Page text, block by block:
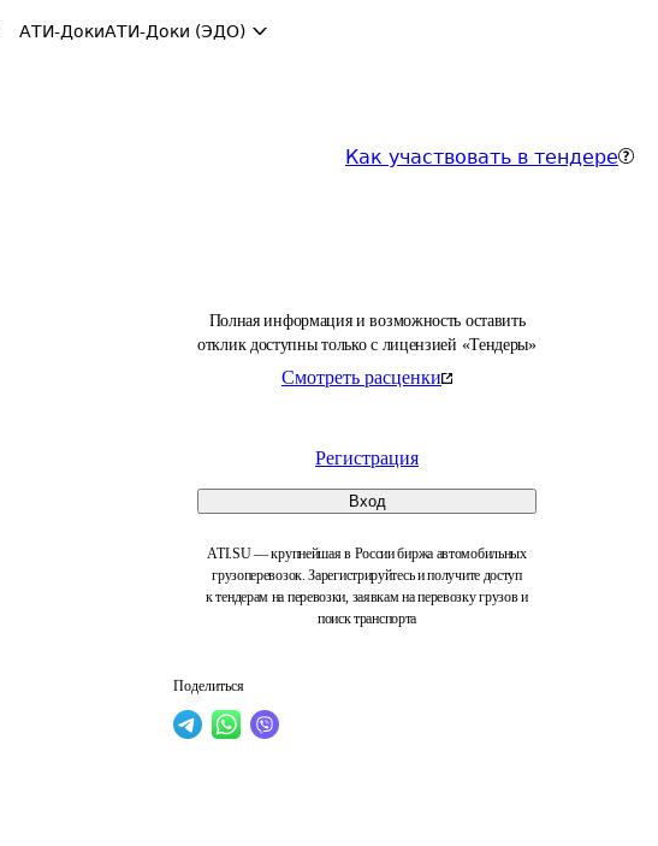
АТИ-ДокиАТИ-Доки (ЭДО)
Как участвовать в тендере
Полная информация и возможность оставить
отклик доступны только с лицензией «Тендеры»
Смотреть расценки
Регистрация
Вход
ATI.SU — крупнейшая в России биржа автомобильных
грузоперевозок. Зарегистрируйтесь и получите доступ
к тендерам на перевозки, заявкам на перевозку грузов и
поиск транспорта
Поделиться